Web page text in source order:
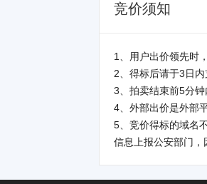
竞价须知
1、用户出价领先时
2、得标后请于3日
3、拍卖结束前5分
4、外部出价是外部
5、竞价得标的域名
信息上报公安部门